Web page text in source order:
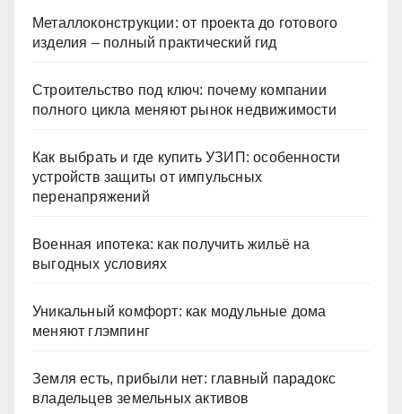
Металлоконструкции: от проекта до готового
изделия – полный практический гид
Строительство под ключ: почему компании
полного цикла меняют рынок недвижимости
Как выбрать и где купить УЗИП: особенности
устройств защиты от импульсных
перенапряжений
Военная ипотека: как получить жильё на
выгодных условиях
Уникальный комфорт: как модульные дома
меняют глэмпинг
Земля есть, прибыли нет: главный парадокс
владельцев земельных активов